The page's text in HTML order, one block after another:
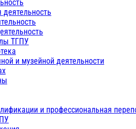
ТГПУ
и музейной деятельности
и профессиональная